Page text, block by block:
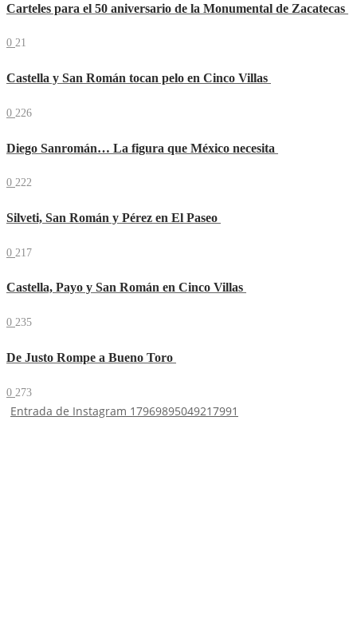
Carteles para el 50 aniversario de la Monumental de Zacatecas
0 21
Castella y San Román tocan pelo en Cinco Villas
0 226
Diego Sanromán… La figura que México necesita
0 222
Silveti, San Román y Pérez en El Paseo
0 217
Castella, Payo y San Román en Cinco Villas
0 235
De Justo Rompe a Bueno Toro
0 273
Entrada de Instagram 17969895049217991